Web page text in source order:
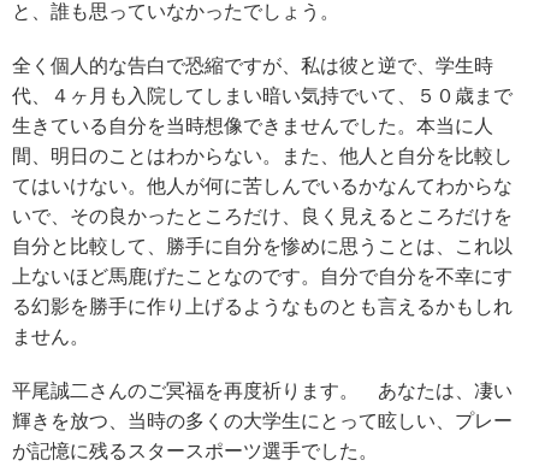
と、誰も思っていなかったでしょう。
全く個人的な告白で恐縮ですが、私は彼と逆で、学生時
代、４ヶ月も入院してしまい暗い気持でいて、５０歳まで
生きている自分を当時想像できませんでした。本当に人
間、明日のことはわからない。また、他人と自分を比較し
てはいけない。他人が何に苦しんでいるかなんてわからな
いで、その良かったところだけ、良く見えるところだけを
自分と比較して、勝手に自分を惨めに思うことは、これ以
上ないほど馬鹿げたことなのです。自分で自分を不幸にす
る幻影を勝手に作り上げるようなものとも言えるかもしれ
ません。
平尾誠二さんのご冥福を再度祈ります。 あなたは、凄い
輝きを放つ、当時の多くの大学生にとって眩しい、プレー
が記憶に残るスタースポーツ選手でした。